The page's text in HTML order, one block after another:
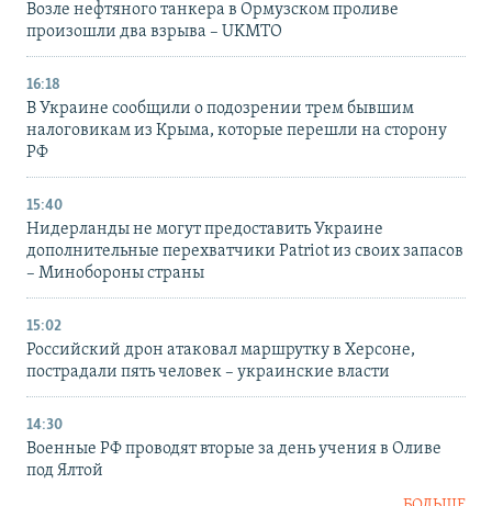
Возле нефтяного танкера в Ормузском проливе
произошли два взрыва – UKMTO
16:18
В Украине сообщили о подозрении трем бывшим
налоговикам из Крыма, которые перешли на сторону
РФ
15:40
Нидерланды не могут предоставить Украине
дополнительные перехватчики Patriot из своих запасов
– Минобороны страны
15:02
Российский дрон атаковал маршрутку в Херсоне,
пострадали пять человек – украинские власти
14:30
Военные РФ проводят вторые за день учения в Оливе
под Ялтой